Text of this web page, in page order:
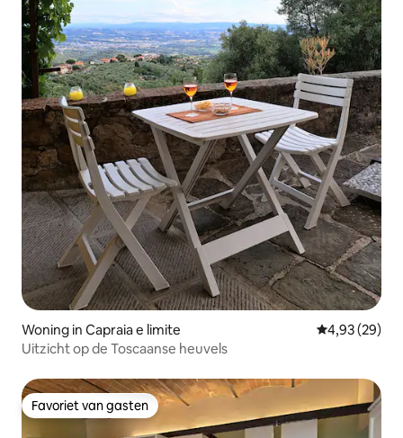
Woning in Capraia e limite Gemiddelde
4,93 (29)
Uitzicht op de Toscaanse heuvels
Favoriet van gasten
Favoriet van gasten